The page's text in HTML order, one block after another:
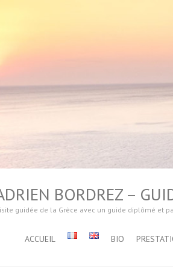
BORDREZ –
guidée de la Grèce avec un guide diplômé et
ACCUEIL BIO